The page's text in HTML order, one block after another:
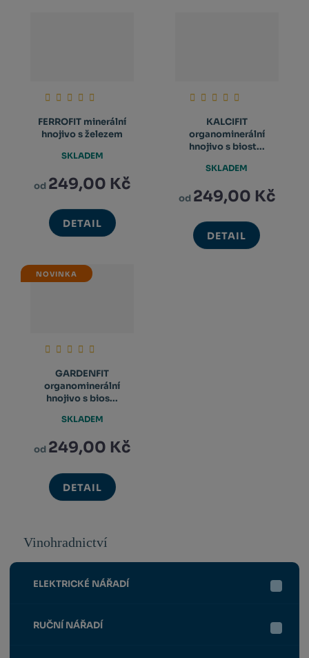
FERROFIT minerální
hnojivo s železem
od 249,00 Kč
DETAIL
SKLADEM
KALCIFIT
organominerální
hnojivo s biost...
od 249,00 Kč
DETAIL
SKLADEM
NOVINKA
GARDENFIT
organominerální
hnojivo s bios...
od 249,00 Kč
DETAIL
SKLADEM
Vinohradnictví
ELEKTRICKÉ NÁŘADÍ
RUČNÍ NÁŘADÍ